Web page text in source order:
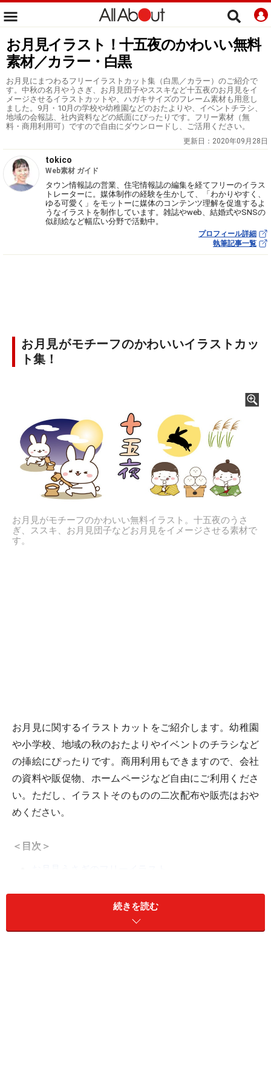
お月見イラスト！十五夜のかわいい無料
素材／カラー・白黒
お月見にまつわるフリーイラストカット集（白黒／カラー）のご紹介で
す。中秋の名月やうさぎ、お月見団子やススキなど十五夜のお月見をイ
メージさせるイラストカットや、ハガキサイズのフレーム素材も用意し
ました。9月・10月の学校や幼稚園などのおたよりや、イベントチラシ、
地域の会報誌、社内資料などの紙面にぴったりです。フリー素材（無
料・商用利用可）ですので自由にダウンロードし、ご活用ください。
更新日： 2020年09月28日
tokico
Web素材 ガイド
タウン情報誌の営業、住宅情報誌の編集を経てフリーのイラス
トレーターに。媒体制作の経験を生かして、「わかりやすく、
ゆる可愛く」をモットーに媒体のコンテンツ理解を促進するよ
うなイラストを制作しています。雑誌やweb、結婚式やSNSの
似顔絵など幅広い分野で活動中。
プロフィール詳細
執筆記事一覧
お月見がモチーフのかわいいイラストカッ
ト集！
お月見がモチーフのかわいい無料イラスト。十五夜のうさ
ぎ、ススキ、お月見団子などお月見をイメージさせる素材で
す。
お月見に関するイラストカットをご紹介します。幼稚園
や小学校、地域の秋のおたよりやイベントのチラシなど
の挿絵にぴったりです。商用利用もできますので、会社
の資料や販促物、ホームページなど自由にご利用くださ
い。ただし、イラストそのものの二次配布や販売はおや
めください。
＜目次＞
お月見団子を食べる子どものフリーイラスト
ススキのフリーイラスト
続きを読む